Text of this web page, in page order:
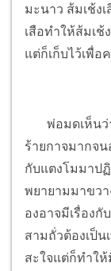
มะนาว ส้มเช้ง
เสือทำให้ส้มเช้
แต่ก็เก็บไว้เพื่
พ่อมดเห็นว่า
ร้ายกาจมากจ
กับแตงโมมาป
พยายามมาขว
องอาจมีเรื่อง
สามถั่วต้องเป็น
สะใจแต่ก็ทำให้